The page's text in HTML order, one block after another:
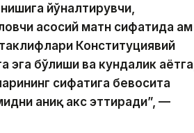
йўналтирувчи,
асосий матн сифатида ҳам
Конституциявий
бўлиши ва кундалик ҳаётга,
сифатига бевосита
аниқ акс эттиради”, —